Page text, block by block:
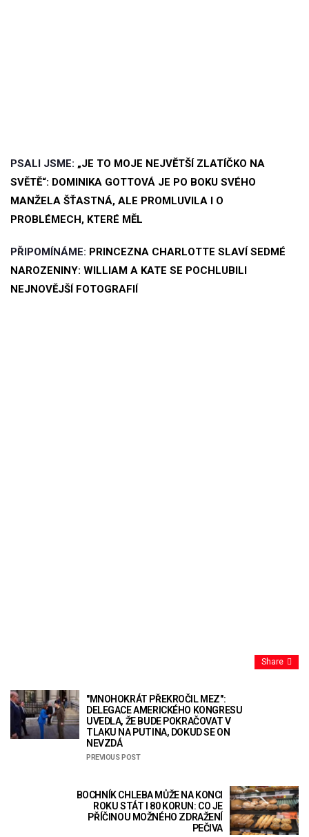
PSALI JSME: „JE TO MOJE NEJVĚTŠÍ ZLATÍČKO NA
SVĚTĚ“: DOMINIKA GOTTOVÁ JE PO BOKU SVÉHO
MANŽELA ŠŤASTNÁ, ALE PROMLUVILA I O
PROBLÉMECH, KTERÉ MĚL
PŘIPOMÍNÁME: PRINCEZNA CHARLOTTE SLAVÍ SEDMÉ
NAROZENINY: WILLIAM A KATE SE POCHLUBILI
NEJNOVĚJŠÍ FOTOGRAFIÍ
Share
"MNOHOKRÁT PŘEKROČIL MEZ":
DELEGACE AMERICKÉHO KONGRESU
UVEDLA, ŽE BUDE POKRAČOVAT V
TLAKU NA PUTINA, DOKUD SE ON
NEVZDÁ
PREVIOUS POST
BOCHNÍK CHLEBA MŮŽE NA KONCI
ROKU STÁT I 80 KORUN: CO JE
PŘÍČINOU MOŽNÉHO ZDRAŽENÍ
PEČIVA